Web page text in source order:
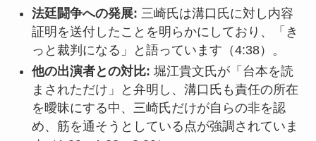
法廷闘争への発展: 三崎氏は溝口氏に対し内容
証明を送付したことを明らかにしており、「き
っと裁判になる」と語っています（4:38）。
他の出演者との対比: 堀江貴文氏が「台本を読
まされただけ」と弁明し、溝口氏も責任の所在
を曖昧にする中、三崎氏だけが自らの非を認
め、筋を通そうとしている点が強調されていま